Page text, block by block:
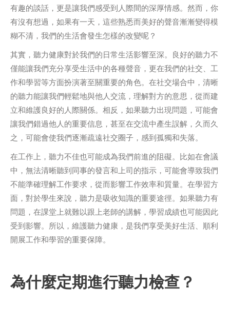
有趣的談話，更是讓我們感受到人際間的深厚情感。然而，你
有沒有想過，如果有一天，這些熟悉而美好的聲音漸漸變得模
糊不清，我們的生活會發生怎樣的改變呢？
其實，聽力健康對於我們的日常生活影響至深。良好的聽力不
僅能讓我們充分享受生活中的各種聲音，更在我們的社交、工
作和學習等方面扮演著至關重要的角色。在社交場合中，清晰
的聽力能讓我們輕鬆地與他人交流，理解對方的意思，從而建
立和維護良好的人際關係。相反，如果聽力出現問題，可能會
讓我們錯過他人的重要信息，甚至在交流中產生誤解，久而久
之，可能會使我們逐漸疏遠社交圈子，感到孤獨和失落。
在工作上，聽力不佳也可能成為我們前進的阻礙。比如在會議
中，無法清晰聽到同事的發言和上司的指示，可能會導致我們
不能準確理解工作要求，從而影響工作效率和質量。在學習方
面，對於學生來說，聽力是吸收知識的重要途徑。如果聽力有
問題，在課堂上就難以跟上老師的講解，學習成績也可能因此
受到影響。所以，維護聽力健康，是我們享受美好生活、順利
開展工作和學習的重要保障。
為什麼定期進行聽力檢查？